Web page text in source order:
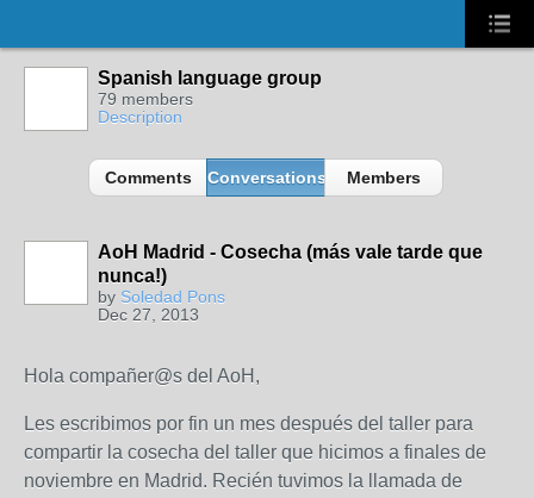
Spanish language group
79 members
Description
Comments Conversations Members
AoH Madrid - Cosecha (más vale tarde que
nunca!)
by Soledad Pons
Dec 27, 2013
Hola compañer@s del AoH,
Les escribimos por fin un mes después del taller para
compartir la cosecha del taller que hicimos a finales de
noviembre en Madrid. Recién tuvimos la llamada de